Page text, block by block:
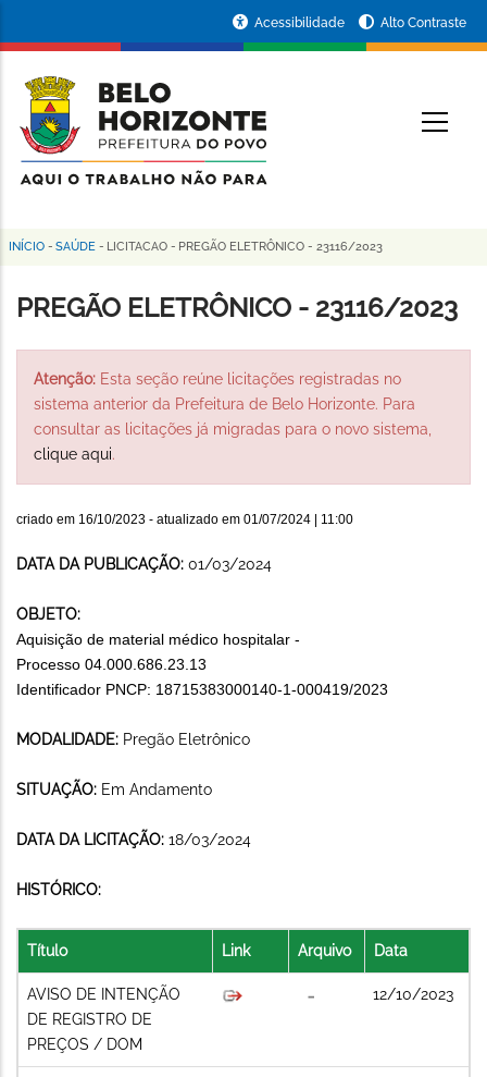
conteúdo
principal
da
Prefeitura
de
Horizonte
Acessibilidade Alto Contraste
Trilha
de
INÍCIO - SAÚDE - LICITACAO - PREGÃO ELETRÔNICO - 23116/2023
PREGÃO ELETRÔNICO - 23116/2023
Atenção: Esta seção reúne licitações registradas no
sistema anterior da Prefeitura de Belo Horizonte. Para
consultar as licitações já migradas para o novo sistema,
clique aqui.
criado em 16/10/2023 - atualizado em 01/07/2024 | 11:00
DATA DA PUBLICAÇÃO: 01/03/2024
OBJETO:
Aquisição de material médico hospitalar -
Processo 04.000.686.23.13
Identificador PNCP: 18715383000140-1-000419/2023
MODALIDADE: Pregão Eletrônico
SITUAÇÃO: Em Andamento
DATA DA LICITAÇÃO: 18/03/2024
HISTÓRICO:
Título Link Arquivo Data
AVISO DE INTENÇÃO
DE REGISTRO DE
PREÇOS / DOM
12/10/2023